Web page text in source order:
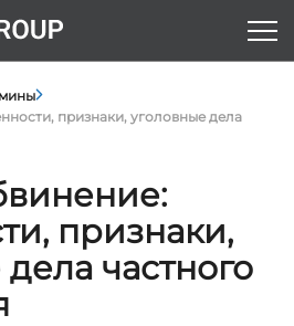
признаки, уголовные дела
признаки,
частного